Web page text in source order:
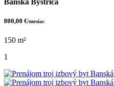
800,00 €/mesiac
150 m²
1